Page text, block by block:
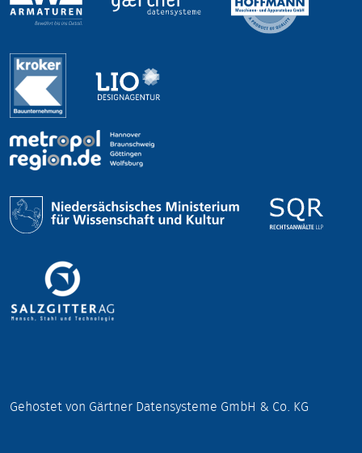
Gehostet von Gärtner Datensysteme GmbH & Co. KG